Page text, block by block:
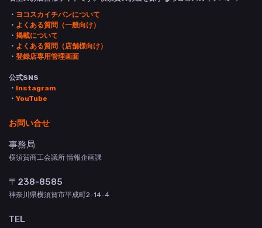
・ ヨコスカイチバンについて
・ よくある質問（一般向け）
・ 掲載について
・ よくある質問（店舗様向け）
・ 登録店専用管理画面
公式SNS
・ Instagram
・ YouTube
お問い合せ
事務局
横須賀商工会議所 情報企画課
〒238-8585
神奈川県横須賀市平成町2-14-4
TEL